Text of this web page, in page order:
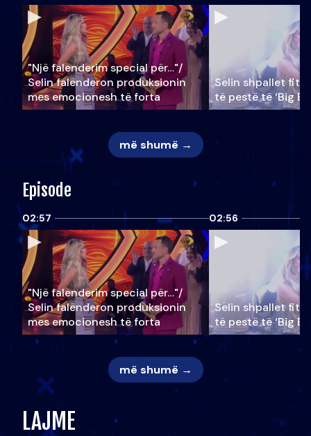
"Një falenderim special për…"/
Selin falënderon produksionin
mes emocionesh të forta
Selin shpallet
të pestë të ‘Big
më shumë →
Episode
02:57
"Një falenderim special për…"/
Selin falënderon produksionin
mes emocionesh të forta
02:56
Selin shpallet
të pestë të ‘Big
më shumë →
LAJME